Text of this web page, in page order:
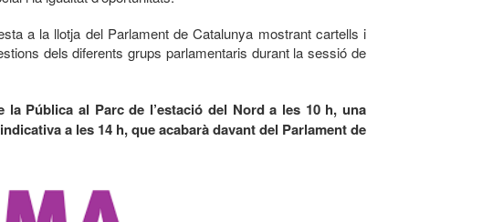
a la llotja del Parlament de Catalunya mostrant cartells i
dels diferents grups parlamentaris durant la sessió de
Pública al Parc de l’estació del Nord a les 10 h, una
a les 14 h, que acabarà davant del Parlament de